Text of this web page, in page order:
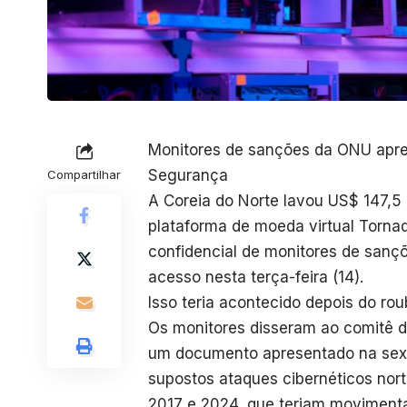
Compartilhar
Monitores de sanções da ONU
Segurança
A Coreia do Norte lavou US$
plataforma de moeda virtual
confidencial de monitores de
acesso nesta terça-feira (14).
Isso teria acontecido depois do
Os monitores disseram ao comitê
um documento apresentado na
supostos ataques cibernéticos